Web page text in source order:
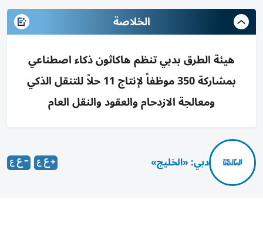
الخلاصة
هيئة الطرق بدبي تنظم هاكاثون ذكاء اصطناعي
بمشاركة 350 موظفاً لإنتاج 11 حلاً للتنقل الذكي
ومعالجة الازدحام والعقود والنقل العام
دبي: «الخليج»